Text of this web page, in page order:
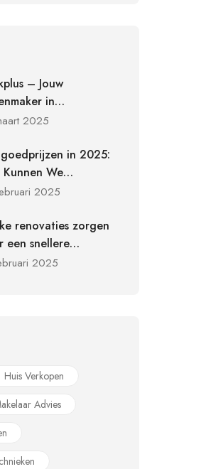
– Jouw
in
voor
2025
in 2025:
We
2025
renovaties zorgen
een snellere
2025
Huis Verkopen
Advies